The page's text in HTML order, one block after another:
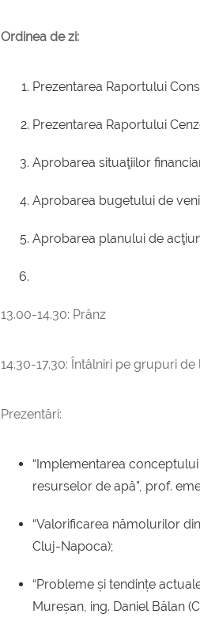
Ordinea de zi:
Prezentarea Raportului
Prezentarea Raportului
Aprobarea situaţiilor
Aprobarea bugetului de
Aprobarea planului de
13.00-14.30: Prânz
14.30-17.30: Întâlniri pe grupuri
Prezentări:
“Implementarea
resurselor de apă”, prof.
“Valorificarea nămolurilor
Cluj-Napoca);
“Probleme și tendințe
Mureșan, ing. Daniel Bălan